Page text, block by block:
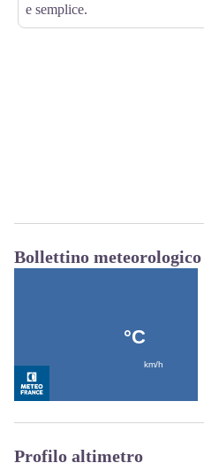
e semplice.
Bollettino meteorologico
Profilo altimetro